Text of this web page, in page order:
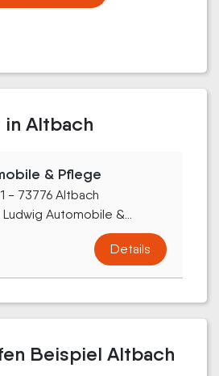
in Altbach
& Pflege
- 73776 Altbach
Automobile &...
Details
Beispiel Altbach